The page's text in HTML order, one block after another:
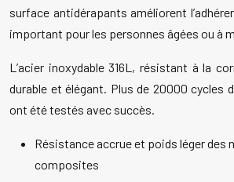
surface antidérapants améliorent
important pour les personnes âgées ou à
L’acier inoxydable 316L, résistant à la
durable et élégant. Plus de 20000 cycles
ont été testés avec succès.
Résistance accrue et poids léger des
composites